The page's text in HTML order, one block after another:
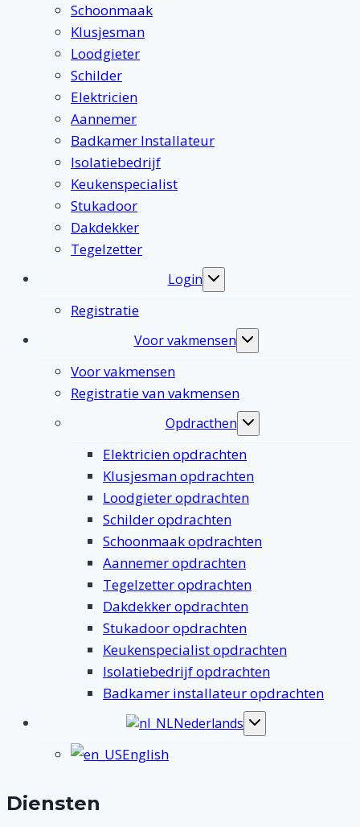
Schoonmaak
Klusjesman
Loodgieter
Schilder
Elektricien
Aannemer
Badkamer Installateur
Isolatiebedrijf
Keukenspecialist
Stukadoor
Dakdekker
Tegelzetter
Login
Toggle
submenu
Registratie
Voor vakmensen
Toggle
submenu
Voor vakmensen
Registratie van vakmensen
Opdracthen
Toggle
submenu
Elektricien opdrachten
Klusjesman opdrachten
Loodgieter opdrachten
Schilder opdrachten
Schoonmaak opdrachten
Aannemer opdrachten
Tegelzetter opdrachten
Dakdekker opdrachten
Stukadoor opdrachten
Keukenspecialist opdrachten
Isolatiebedrijf opdrachten
Badkamer installateur opdrachten
Nederlands
Toggle
submenu
English
Diensten